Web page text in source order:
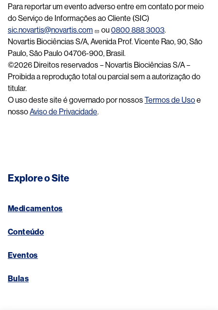
Para reportar um evento adverso entre em contato por meio
do Serviço de Informações ao Cliente (SIC)
sic.novartis@novartis.com
ou0800 888 3003.
Novartis Biociências S/A, Avenida Prof. Vicente Rao, 90, São
Paulo, São Paulo 04706-900, Brasil.
©2026 Direitos reservados – Novartis Biociências S/A –
Proibida a reprodução total ou parcial sem a autorização do
titular.
O uso deste site é governado por nossosTermos de Usoe
nossoAviso de Privacidade.
Explore o Site
Medicamentos
Conteúdo
Eventos
Bulas